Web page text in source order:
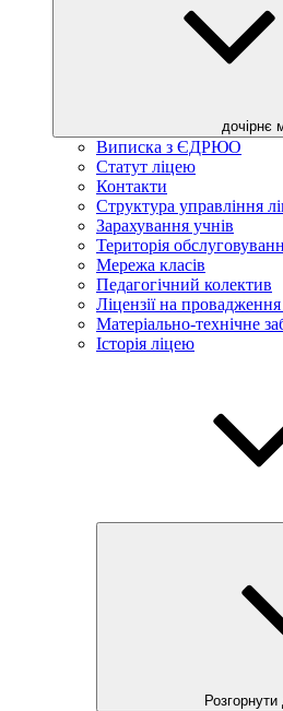
дочірнє
Виписка з ЄДРЮО
Статут ліцею
Контакти
Структура управління
Зарахування учнів
Територія
Мережа класів
Педагогічний колектив
Ліцензії на провадження
Матеріально-технічне
Історія ліцею